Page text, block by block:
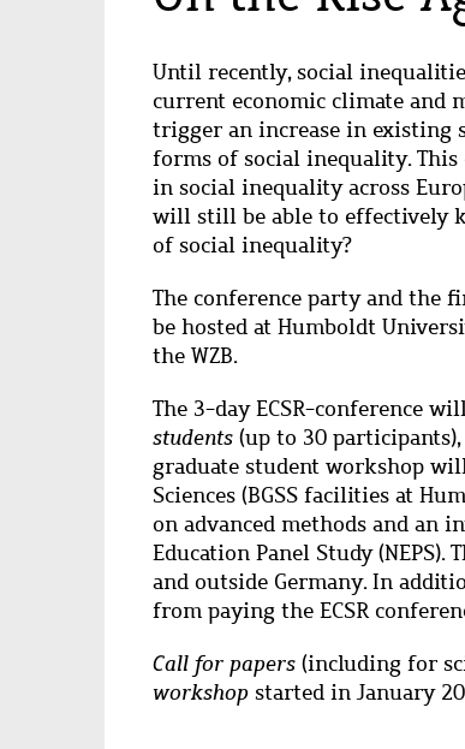
Until recently, social
current economic climate and
trigger an increase in existing
forms of social inequality. This
in social inequality across
will still be able to effectively
of social inequality?
The conference party and the
be hosted at Humboldt
the WZB.
The 3-day ECSR-conference
students (up to 30
graduate student workshop
Sciences (BGSS facilities at
on advanced methods and an
Education Panel Study
and outside Germany. In
from paying the ECSR
Call for papers (including for
workshop started in January